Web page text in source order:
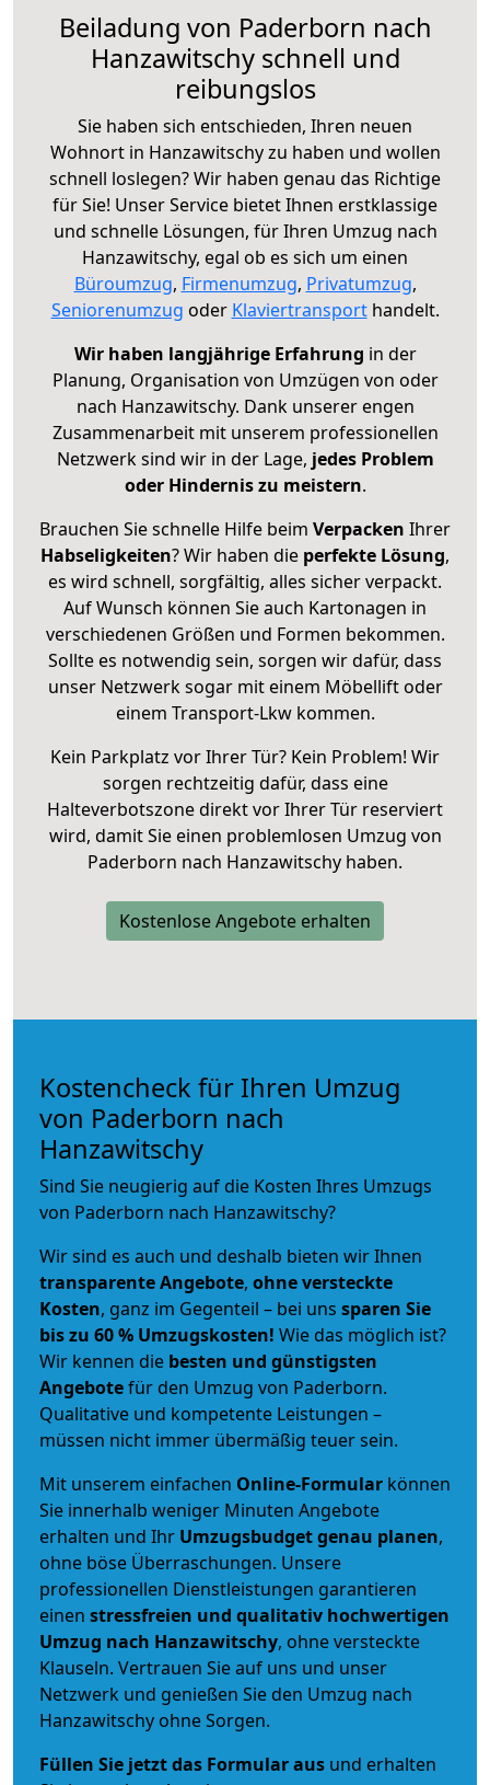
Beiladung von Paderborn nach
Hanzawitschy schnell und
reibungslos
Sie haben sich entschieden, Ihren neuen
Wohnort in Hanzawitschy zu haben und wollen
schnell loslegen? Wir haben genau das Richtige
für Sie! Unser Service bietet Ihnen erstklassige
und schnelle Lösungen, für Ihren Umzug nach
Hanzawitschy, egal ob es sich um einen
Büroumzug, Firmenumzug, Privatumzug,
Seniorenumzug oder Klaviertransporthandelt.
Wir haben langjährige Erfahrung in der
Planung, Organisation von Umzügen von oder
nach Hanzawitschy. Dank unserer engen
Zusammenarbeit mit unserem professionellen
Netzwerk sind wir in der Lage, jedes Problem
oder Hindernis zu meistern.
Brauchen Sie schnelle Hilfe beim Verpacken Ihrer
Habseligkeiten? Wir haben die perfekte Lösung,
es wird schnell, sorgfältig, alles sicher verpackt.
Auf Wunsch können Sie auch Kartonagen in
verschiedenen Größen und Formen bekommen.
Sollte es notwendig sein, sorgen wir dafür, dass
unser Netzwerk sogar mit einem Möbellift oder
einem Transport-Lkw kommen.
Kein Parkplatz vor Ihrer Tür? Kein Problem! Wir
sorgen rechtzeitig dafür, dass eine
Halteverbotszone direkt vor Ihrer Tür reserviert
wird, damit Sie einen problemlosen Umzug von
Paderborn nach Hanzawitschy haben.
Kostenlose Angebote erhalten
Kostencheck für Ihren Umzug
von Paderborn nach
Hanzawitschy
Sind Sie neugierig auf die Kosten Ihres Umzugs
von Paderborn nach Hanzawitschy?
Wir sind es auch und deshalb bieten wir Ihnen
transparente Angebote, ohne versteckte
Kosten, ganz im Gegenteil – bei uns sparen Sie
bis zu 60 % Umzugskosten! Wie das möglich ist?
Wir kennen die besten und günstigsten
Angebotefür den Umzug von Paderborn.
Qualitative und kompetente Leistungen –
müssen nicht immer übermäßig teuer sein.
Mit unserem einfachen Online-Formular können
Sie innerhalb weniger Minuten Angebote
erhalten und Ihr Umzugsbudgetgenau planen,
ohne böse Überraschungen. Unsere
professionellen Dienstleistungen garantieren
einen stressfreien und qualitativ hochwertigen
Umzug nach Hanzawitschy, ohne versteckte
Klauseln. Vertrauen Sie auf uns und unser
Netzwerk und genießen Sie den Umzug nach
Hanzawitschy ohne Sorgen.
Füllen Sie jetzt das Formular aus und erhalten